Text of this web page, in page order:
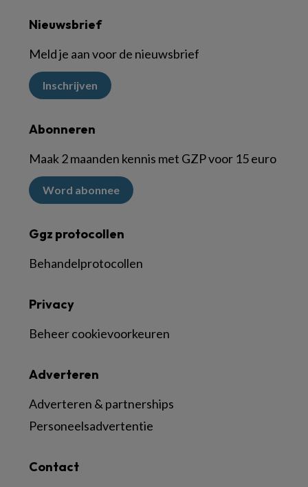
Nieuwsbrief
Meld je aan voor de nieuwsbrief
Inschrijven
Abonneren
Maak 2 maanden kennis met GZP voor 15 euro
Word abonnee
Ggz protocollen
Behandelprotocollen
Contact
Adverteren
Adverteren & partnerships
Personeelsadvertentie
Privacy
Beheer cookievoorkeuren